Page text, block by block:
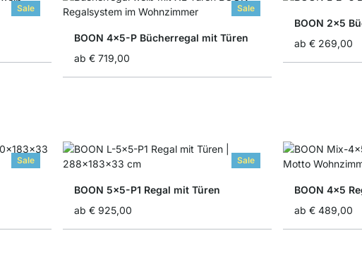
Sale Sale
BOON 4x5-P Bücherregal mit Türen
ab € 719,00
BOON 2x5
ab € 269,00
Sale Sale
BOON 5x5-P1 Regal mit Türen
ab € 925,00
BOON 4x5
ab € 489,00